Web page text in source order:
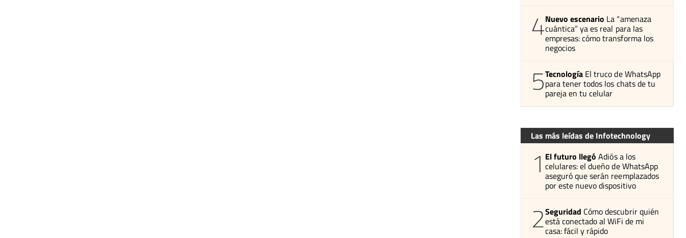
4Nuevo escenario La “amenaza
cuántica” ya es real para las
empresas: cómo transforma los
negocios
5Tecnología El truco de WhatsApp
para tener todos los chats de tu
pareja en tu celular
Las más leídas de Infotechnology
1 El futuro llegó Adiós a los
celulares: el dueño de WhatsApp
aseguró que serán reemplazados
por este nuevo dispositivo
2Seguridad Cómo descubrir quién
está conectado al WiFi de mi
casa: fácil y rápido